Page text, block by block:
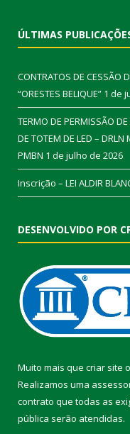
ÚLTIMAS
CONTRATOS DE CESSÃO
“ORESTES BELIQUE” 1 de
TERMO DE PERMISSÃO
DE TOTEM DE LED – DRLN
PMBN 1 de julho de 2026
Inscrição – LEI ALDIR
DESENVOLVIDO POR
Muito mais que criar site
Realizamos uma
contrato que todas as
pública serão atendidas.